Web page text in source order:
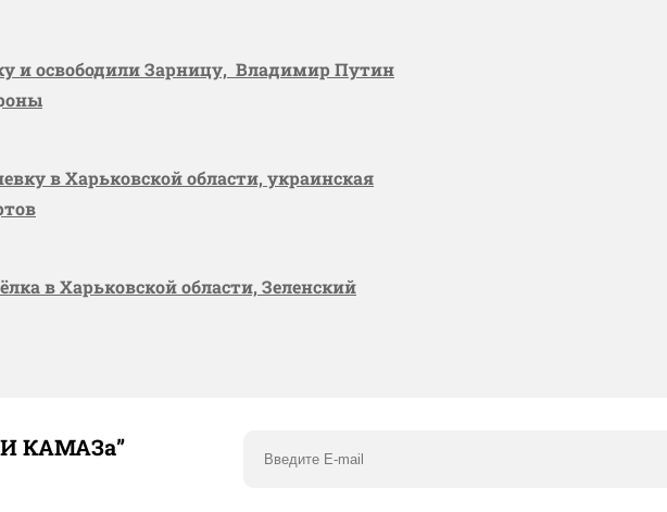
и освободили Зарницу, Владимир Путин
в Харьковской области, украинская
в Харьковской области, Зеленский
КАМАЗа”